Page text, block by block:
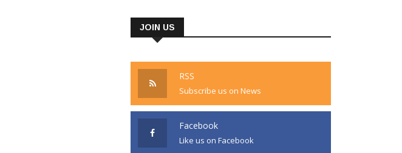
JOIN US
RSS
Subscribe us on News
Facebook
Like us on Facebook